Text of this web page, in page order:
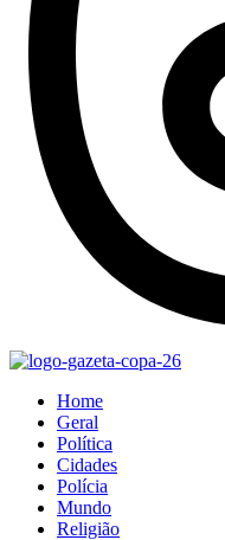
Home
Geral
Política
Cidades
Polícia
Mundo
Religião